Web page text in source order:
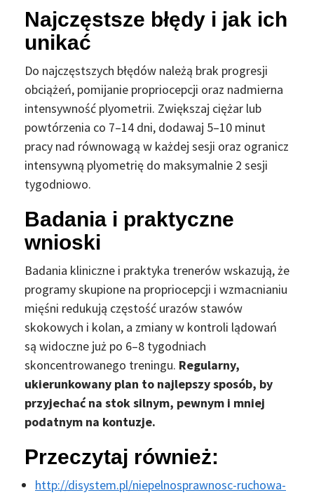
Najczęstsze błędy i jak ich
unikać
Do najczęstszych błędów należą brak progresji
obciążeń, pomijanie propriocepcji oraz nadmierna
intensywność plyometrii. Zwiększaj ciężar lub
powtórzenia co 7–14 dni, dodawaj 5–10 minut
pracy nad równowagą w każdej sesji oraz ogranicz
intensywną plyometrię do maksymalnie 2 sesji
tygodniowo.
Badania i praktyczne
wnioski
Badania kliniczne i praktyka trenerów wskazują, że
programy skupione na propriocepcji i wzmacnianiu
mięśni redukują częstość urazów stawów
skokowych i kolan, a zmiany w kontroli lądowań
są widoczne już po 6–8 tygodniach
skoncentrowanego treningu. Regularny,
ukierunkowany plan to najlepszy sposób, by
przyjechać na stok silnym, pewnym i mniej
podatnym na kontuzje.
Przeczytaj również:
http://disystem.pl/niepelnosprawnosc-ruchowa-